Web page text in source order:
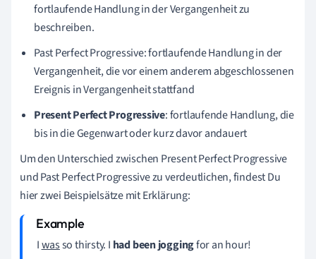
fortlaufende Handlung in der Vergangenheit zu
beschreiben.
Past Perfect Progressive:fortlaufende Handlung in der
Vergangenheit, die vor einem anderem abgeschlossenen
Ereignis in Vergangenheit stattfand
Present Perfect Progressive: fortlaufende Handlung, die
bis in die Gegenwart oder kurz davor andauert
Um denUnterschied zwischen Present Perfect Progressive
und Past Perfect Progressivezu verdeutlichen, findest Du
hier zwei Beispielsätze mit Erklärung:
Iwasso thirsty. I had been joggingfor an hour!